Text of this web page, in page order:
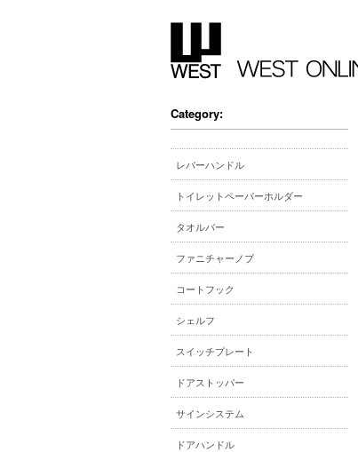
Category:
レバーハンドル
トイレットペーパーホルダー
タオルバー
ファニチャーノブ
コートフック
シェルフ
スイッチプレート
ドアストッパー
サインシステム
ドアハンドル